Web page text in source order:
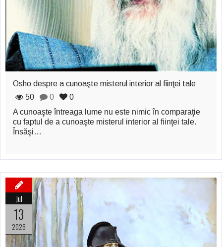
Magia în Thailanda
Madona lacrimilor
din Siracusa
(Silcilia)
Teresei Neumann
Derba, un oraş
misterios vizitat şi
regele Arthur
Şi-a vândut soţia
pentru un ritual de
magie neagră
Osho despre a cunoaşte misterul interior al fiinţei tale
50
0
0
A cunoaşte întreaga lume nu este nimic în comparaţie
cu faptul de a cunoaşte misterul interior al fiinţei tale.
Însăşi…
Jul
13
2026